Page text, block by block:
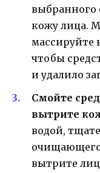
выбранного
кожу лица.
массируйте
чтобы
и удалило
Смойте
вытрите
водой,
очищающего
вытрите